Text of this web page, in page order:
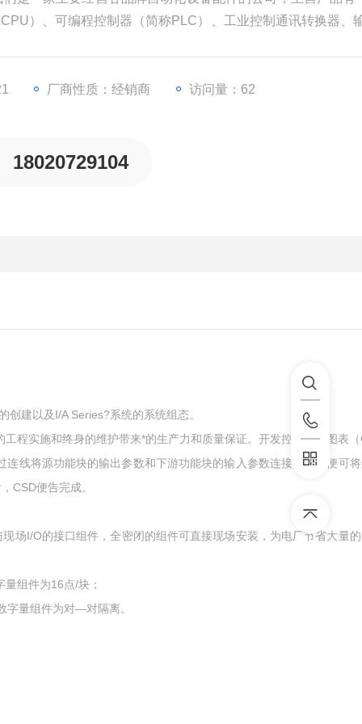
）、可编程控制器（简称PLC）、工业控制通讯转换器、
厂商性质：经销商 访问量：62
18020729104
建以及I/A Series?系统的系统组态。
程实施和终身的维护带来*的生产力和质量保证。开发控制策略图表
线将源功能块的输出参数和下游功能块的输入参数连接起来，便可
CSD便告完成。
场I/O的接口组件，全密闭的组件可直接现场安装，为电厂节省大量
组件为16点/块；
字量组件为对—对隔离。